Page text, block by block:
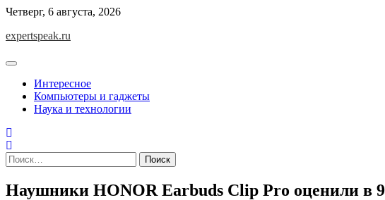
Skip
content
Четверг, 6 августа, 2026
expertspeak.ru
Интересное
Компьютеры и гаджеты
Наука и технологии
Найти:
Наушники HONOR Earbuds Clip Pro оценили в